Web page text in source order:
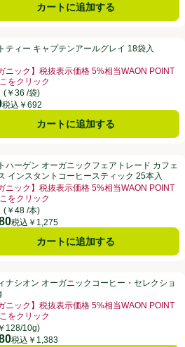
カートに追加する
ルグレイ 18袋入
点。
ティー キャプテンアールグレイ 18袋入
ニック】税抜表示価格 5%相当WAON POINT
をクリック
品名：【オーガニック】税抜表示価格 5%相
(￥36 /袋)
税込￥692
カートに追加する
フェアトレード カフェインレス イン
点。
ハーゲン オーガニックフェアトレード カフェ
インスタントコーヒースティック 25本入
ニック】税抜表示価格 5%相当WAON POINT
をクリック
品名：【オーガニック】税抜表示価格 5%相
(￥48 /本)
税込￥1,275
カートに追加する
コーヒー・セレクション 100g
点。
ナシオン オーガニックコーヒー・セレクショ
ニック】税抜表示価格 5%相当WAON POINT
をクリック
品名：【オーガニック】税抜表示価格 5%相
128/10g)
税込￥1,383